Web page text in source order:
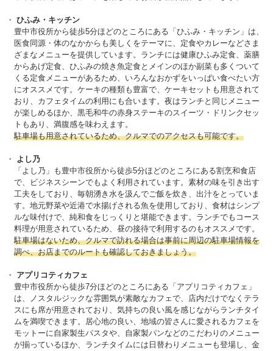
ひふみ・キッチン
豊中市役所から徒歩5分ほどのところにある「ひふみ・キッチン」は、
医食同源・体のなかからも美しくをテーマに、定食やカレーなどさま
ざまなメニューを提供しています。ランチには健康ひふみ定食、薬膳
からあげ定食、ひふみの焼き魚定食とメインのほか副菜も多くついて
くる定食メニューがあるため、いろんなおかずをいっぱい食べたい方
にオススメです。ケーキの種類も豊富で、ケーキセットも用意されて
おり、カフェタイムの利用にも合います。夜はランチと同じメニュー
が楽しめるほか、黒毛和牛の赤身ステーキのスイーツ・ドリンクセッ
トもあり、満腹感を味わえます。
駐車場も用意されているため、クルマでのアクセスも可能です。
よし乃
「よし乃」も豊中市役所から徒歩5分ほどのところにある割烹和食店
で、ビジネスシーンでもよく利用されています。素材の味を引き出す
工夫をしており、毎朝湧き水を汲んでご飯を炊き、出汁をとっていま
す。地元野菜や近港で水揚げされる魚を使用しており、食材はシンプ
ルな味付けで、純和食をじっくりと堪能できます。ランチでもコース
料理が用意されているため、昼の接待で利用するのもオススメです。
駐車場はないため、クルマで訪れる場合は事前に周辺の駐車場情報を
調べ、お店までのルートも確認しておきましょう。
アプリコティカフェ
豊中市役所から徒歩7分ほどのところにある「アプリコティカフェ」
は、ノスタルジックな雰囲気が素敵なカフェで、店内だけでなくテラ
スにも席が用意されており、気持ちの良い風を感じながらランチタイ
ムを満喫できます。居心地の良い、地域の皆さんに愛されるカフェを
モットーに自家製生パスタや、自家製パンなどのこだわりのメニュー
が揃っているほか、ランチタイムには日替わりメニューも登場し、金